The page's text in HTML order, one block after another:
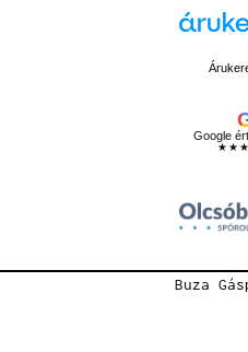
Google
Buza